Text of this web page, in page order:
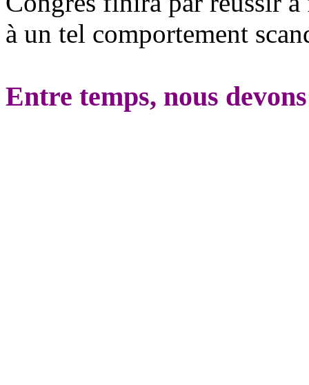
à un tel comportement
Entre temps, nous